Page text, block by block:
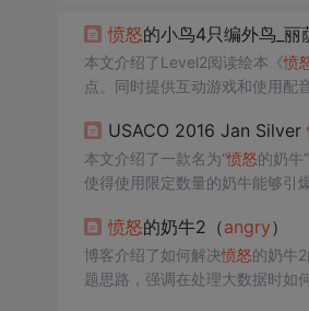
愤怒的小鸟4只编外鸟_丽
本文介绍了Level2阅读绘本《愤
点。同时提供互动游戏和使用配
USACO 2016 Jan Silver
本文介绍了一款名为“愤怒的奶牛
使得使用限定数量的奶牛能够引
愤怒的奶牛2（angry）
博客介绍了如何解决愤怒的奶牛
题思路，强调在处理大数据时如